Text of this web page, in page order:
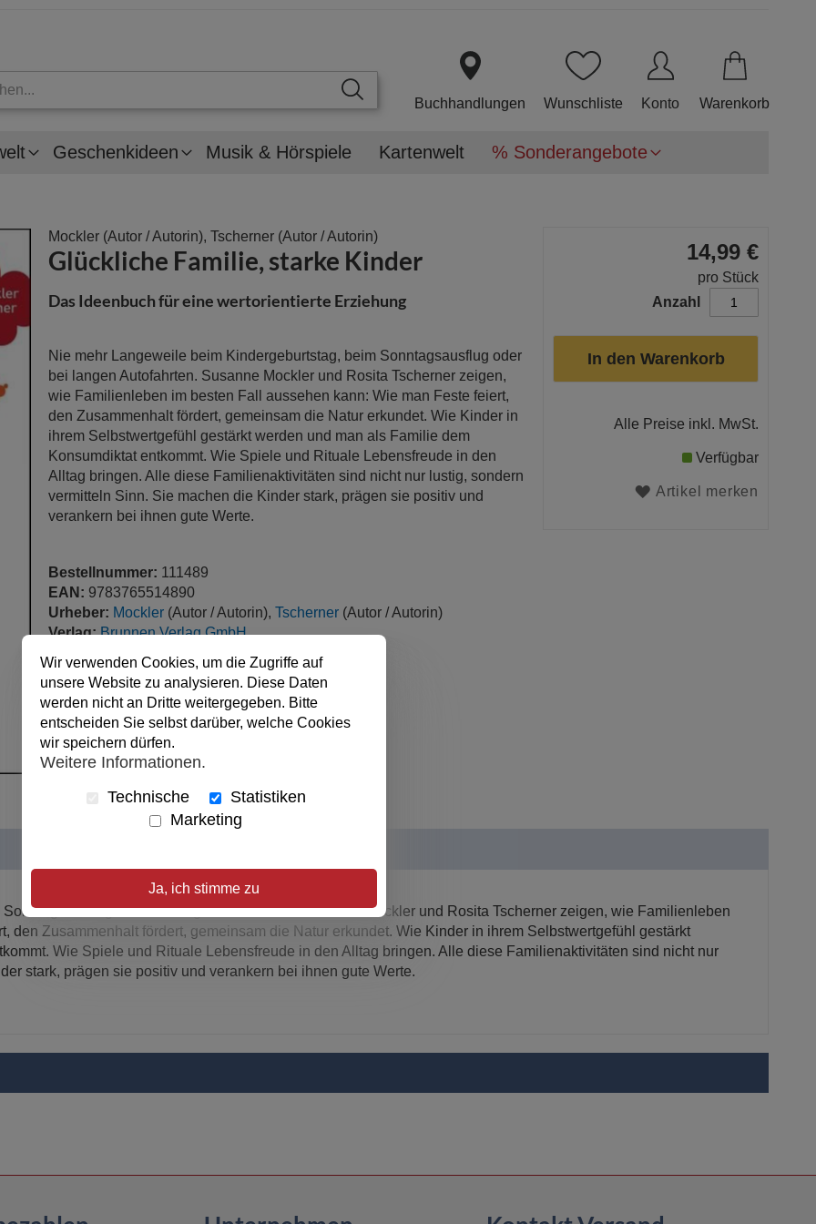
Buchhandlungen Wunschliste Konto Warenkorb
Geschenkideen Musik & Hörspiele Kartenwelt % Sonderangebote
Mockler (Autor / Autorin), Tscherner (Autor / Autorin)
Glückliche Familie, starke Kinder
Das Ideenbuch für eine wertorientierte Erziehung
Nie mehr Langeweile beim Kindergeburtstag, beim Sonntagsausflug oder
bei langen Autofahrten. Susanne Mockler und Rosita Tscherner zeigen,
wie Familienleben im besten Fall aussehen kann: Wie man Feste feiert,
den Zusammenhalt fördert, gemeinsam die Natur erkundet. Wie Kinder in
ihrem Selbstwertgefühl gestärkt werden und man als Familie dem
Konsumdiktat entkommt. Wie Spiele und Rituale Lebensfreude in den
Alltag bringen. Alle diese Familienaktivitäten sind nicht nur lustig, sondern
vermitteln Sinn. Sie machen die Kinder stark, prägen sie positiv und
verankern bei ihnen gute Werte.
Bestellnummer: 111489
EAN: 9783765514890
Urheber: Mockler (Autor / Autorin), Tscherner (Autor / Autorin)
Verlag:Brunnen Verlag GmbH
Einbandart:Buch
Sprache:Deutsch
Seitenzahl:144 Seiten
veröffentlicht: 01.09.2011
Abmessungen:17 x 24 cm
14,99 €
pro Stück
Anzahl
In den Warenkorb
Alle Preise inkl. MwSt.
Verfügbar
Artikel merken
oder bei langen Autofahrten. Susanne Mockler und Rosita Tscherner zeigen, wie Familienleben
den Zusammenhalt fördert, gemeinsam die Natur erkundet. Wie Kinder in ihrem Selbstwertgefühl gestärkt
Wie Spiele und Rituale Lebensfreude in den Alltag bringen. Alle diese Familienaktivitäten sind nicht nur
stark, prägen sie positiv und verankern bei ihnen gute Werte.
Wir verwenden Cookies, um die Zugriffe auf
unsere Website zu analysieren. Diese Daten
werden nicht an Dritte weitergegeben. Bitte
entscheiden Sie selbst darüber, welche Cookies
wir speichern dürfen.
Weitere Informationen.
Technische
Statistiken
Marketing
Ja, ich stimme zu